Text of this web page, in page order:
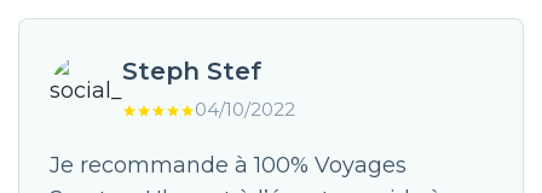
Steph Stef
04/10/2022
Je recommande à 100% Voyages